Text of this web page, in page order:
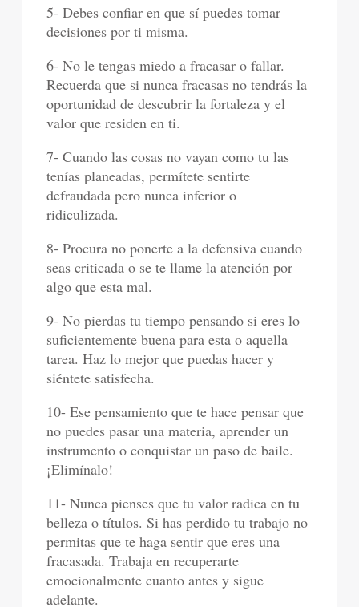
5- Debes confiar en que sí puedes tomar
decisiones por ti misma.
6- No le tengas miedo a fracasar o fallar.
Recuerda que si nunca fracasas no tendrás la
oportunidad de descubrir la fortaleza y el
valor que residen en ti.
7- Cuando las cosas no vayan como tu las
tenías planeadas, permítete sentirte
defraudada pero nunca inferior o
ridiculizada.
8- Procura no ponerte a la defensiva cuando
seas criticada o se te llame la atención por
algo que esta mal.
9- No pierdas tu tiempo pensando si eres lo
suficientemente buena para esta o aquella
tarea. Haz lo mejor que puedas hacer y
siéntete satisfecha.
10- Ese pensamiento que te hace pensar que
no puedes pasar una materia, aprender un
instrumento o conquistar un paso de baile.
¡Elimínalo!
11- Nunca pienses que tu valor radica en tu
belleza o títulos. Si has perdido tu trabajo no
permitas que te haga sentir que eres una
fracasada. Trabaja en recuperarte
emocionalmente cuanto antes y sigue
adelante.